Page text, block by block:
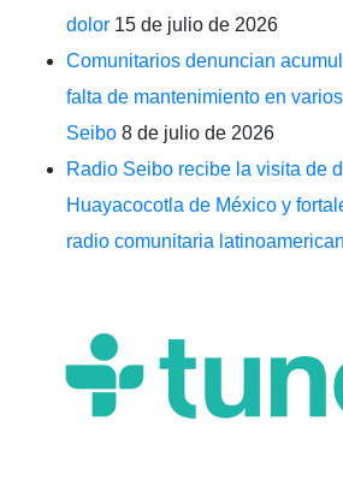
dolor 15 de julio de 2026
Comunitarios denuncian
falta de mantenimiento en
Seibo 8 de julio de 2026
Radio Seibo recibe la visita de
Huayacocotla de México y
radio comunitaria